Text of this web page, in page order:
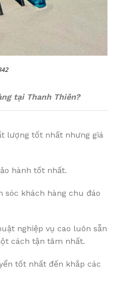
tại Thanh Thiên?
lượng tốt nhất nhưng giá
hành tốt nhất.
sóc khách hàng chu đáo
nghiệp vụ cao luôn sẵn
cách tận tâm nhất.
tốt nhất đến khắp các